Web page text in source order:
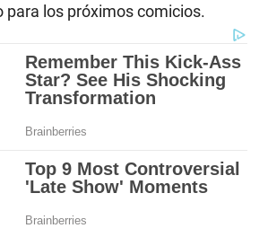
para los próximos comicios.